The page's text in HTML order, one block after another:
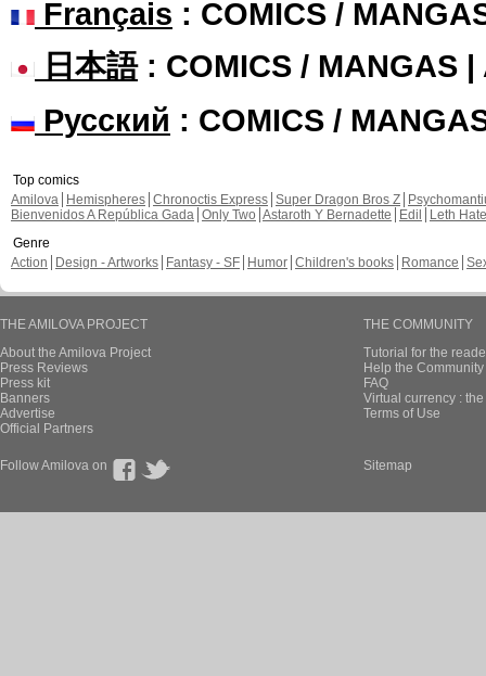
Français : COMICS /
日本語: COMICS / MANGAS |
Русский : COMICS /
Top comics
Amilova
Hemispheres Chronoctis Express Super Dragon Bros Z
Bienvenidos A República Gada Only Two Astaroth Y Bernadette Edil
Leth Hate
Genre
Action
Design - Artworks Fantasy - SF Humor Children's books Romance
THE AMILOVA PROJECT
About the Amilova Project
Press Reviews
Press kit
Banners
Advertise
Official Partners
THE COMMUNITY
Tutorial for the
Help the
FAQ
Virtual currency :
Terms of Use
Follow Amilova on Sitemap